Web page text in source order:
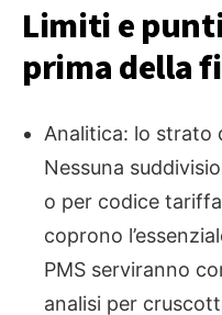
Limiti e
prima della
Analitica: lo strato
Nessuna
o per codice
coprono
PMS serviranno
analisi per